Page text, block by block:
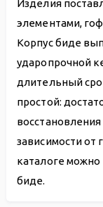
Изделия
элементами,
Корпус биде
ударопрочной
длительный
простой:
зависимости от
каталоге
биде.